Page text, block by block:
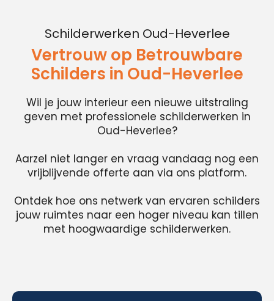
Schilderwerken Oud-Heverlee
Vertrouw op Betrouwbare
Schilders in Oud-Heverlee
Wil je jouw interieur een nieuwe uitstraling
geven met professionele schilderwerken in
Oud-Heverlee?
Aarzel niet langer en vraag vandaag nog een
vrijblijvende offerte aan via ons platform.
Ontdek hoe ons netwerk van ervaren schilders
jouw ruimtes naar een hoger niveau kan tillen
met hoogwaardige schilderwerken.